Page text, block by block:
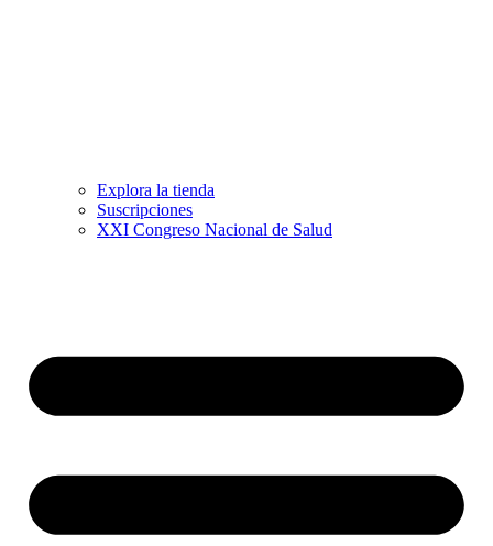
Explora la tienda
Suscripciones
XXI Congreso Nacional de Salud